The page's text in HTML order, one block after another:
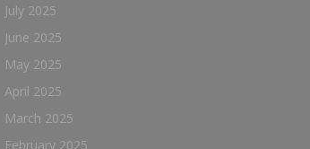
July 2025
June 2025
May 2025
April 2025
March 2025
February 2025